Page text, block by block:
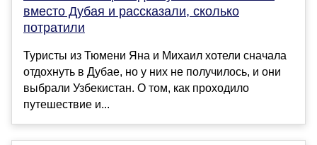
вместо Дубая и рассказали, сколько
потратили
Туристы из Тюмени Яна и Михаил хотели сначала
отдохнуть в Дубае, но у них не получилось, и они
выбрали Узбекистан. О том, как проходило
путешествие и...